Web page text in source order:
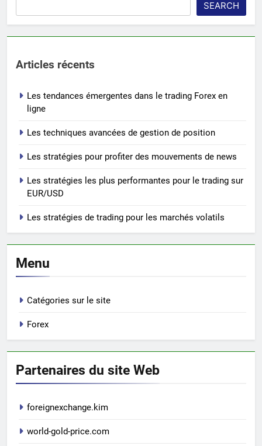
SEARCH
Articles récents
Les tendances émergentes dans le trading Forex en
ligne
Les techniques avancées de gestion de position
Les stratégies pour profiter des mouvements de news
Les stratégies les plus performantes pour le trading sur
EUR/USD
Les stratégies de trading pour les marchés volatils
Menu
Catégories sur le site
Forex
Partenaires du site Web
foreignexchange.kim
world-gold-price.com